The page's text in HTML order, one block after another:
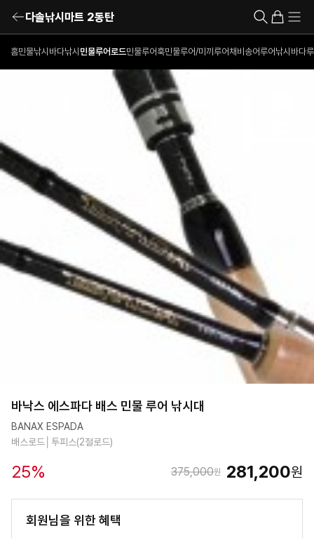
다솔낚시마트 2동탄
홈민물낚시 바다낚시 민물루어로드민물루어훅민물루어/미끼 루어채비 송어루어낚시 바다
바낙스 에스파다 배스 민물 루어 낚시대
BANAX ESPADA
배스로드│투피스(2절로드)
25% 375,000원 281,200원
회원님을 위한 혜택